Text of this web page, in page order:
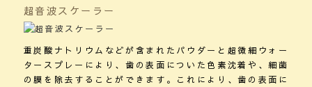
超音波スケーラー
重炭酸ナトリウムなどが含まれたパウダーと超微細ウォー
タースプレーにより、歯の表面についた色素沈着や、細菌
の膜を除去することができます。これにより、歯の表面に